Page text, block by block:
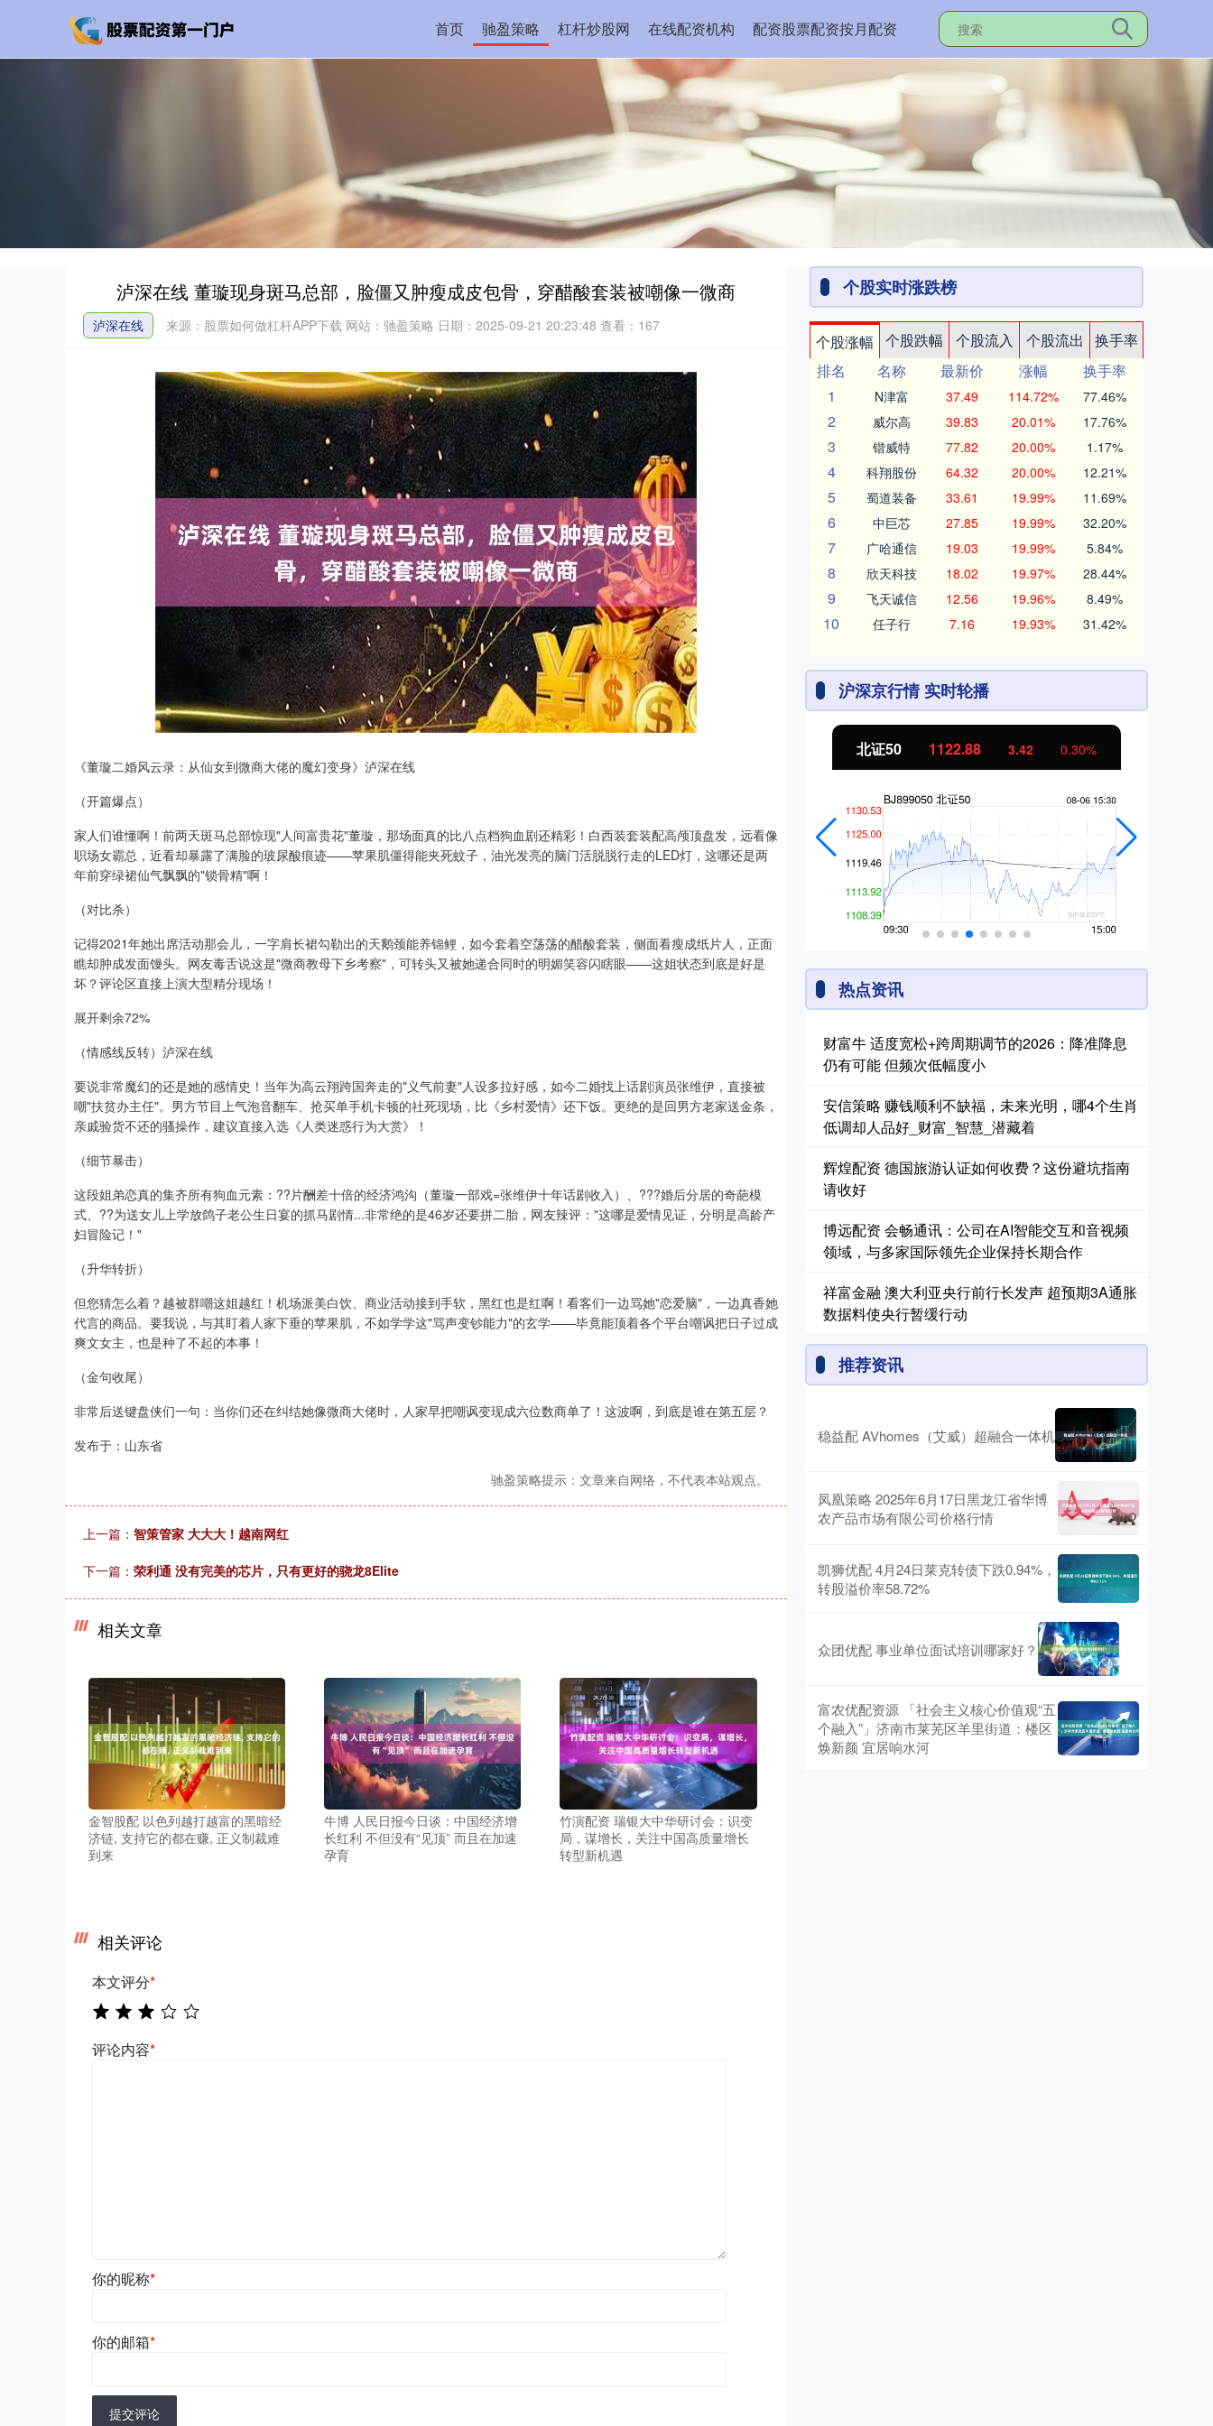
首页 驰盈策略 杠杆炒股网 在线配资机构 配资股票配资按月配资
泸深在线 董璇现身斑马总部，脸僵又肿瘦成皮包骨，穿醋酸套装被嘲像一微商
泸深在线 来源：股票如何做杠杆APP下载 网站：驰盈策略 日期：2025-09-21 20:23:48 查看：167
《董璇二婚风云录：从仙女到微商大佬的魔幻变身》泸深在线
（开篇爆点）
家人们谁懂啊！前两天斑马总部惊现"人间富贵花"董璇，那场面真的比八点档狗血剧还精彩！白西装套装配高颅顶盘发，远看像
职场女霸总，近看却暴露了满脸的玻尿酸痕迹——苹果肌僵得能夹死蚊子，油光发亮的脑门活脱脱行走的LED灯，这哪还是两
年前穿绿裙仙气飘飘的"锁骨精"啊！
（对比杀）
记得2021年她出席活动那会儿，一字肩长裙勾勒出的天鹅颈能养锦鲤，如今套着空荡荡的醋酸套装，侧面看瘦成纸片人，正面
瞧却肿成发面馒头。网友毒舌说这是"微商教母下乡考察"，可转头又被她递合同时的明媚笑容闪瞎眼——这姐状态到底是好是
坏？评论区直接上演大型精分现场！
展开剩余72%
（情感线反转）泸深在线
要说非常魔幻的还是她的感情史！当年为高云翔跨国奔走的"义气前妻"人设多拉好感，如今二婚找上话剧演员张维伊，直接被
嘲"扶贫办主任"。男方节目上气泡音翻车、抢买单手机卡顿的社死现场，比《乡村爱情》还下饭。更绝的是回男方老家送金条，
亲戚验货不还的骚操作，建议直接入选《人类迷惑行为大赏》！
（细节暴击）
这段姐弟恋真的集齐所有狗血元素：??片酬差十倍的经济鸿沟（董璇一部戏=张维伊十年话剧收入）、???婚后分居的奇葩模
式、??为送女儿上学放鸽子老公生日宴的抓马剧情...非常绝的是46岁还要拼二胎，网友辣评："这哪是爱情见证，分明是高龄产
妇冒险记！"
（升华转折）
但您猜怎么着？越被群嘲这姐越红！机场派美白饮、商业活动接到手软，黑红也是红啊！看客们一边骂她"恋爱脑"，一边真香她
代言的商品。要我说，与其盯着人家下垂的苹果肌，不如学学这"骂声变钞能力"的玄学——毕竟能顶着各个平台嘲讽把日子过成
爽文女主，也是种了不起的本事！
（金句收尾）
非常后送键盘侠们一句：当你们还在纠结她像微商大佬时，人家早把嘲讽变现成六位数商单了！这波啊，到底是谁在第五层？
发布于：山东省
驰盈策略提示：文章来自网络，不代表本站观点。
上一篇： 智策管家 大大大！越南网红
下一篇： 荣利通 没有完美的芯片，只有更好的骁龙8Elite
相关文章
金智股配 以色列越打越富的黑暗经
济链, 支持它的都在赚, 正义制裁难
到来
牛博 人民日报今日谈：中国经济增
长红利 不但没有“见顶” 而且在加速
孕育
竹演配资 瑞银大中华研讨会：识变
局，谋增长，关注中国高质量增长
转型新机遇
相关评论
本文评分*
评论内容*
你的昵称*
你的邮箱*
提交评论
个股实时涨跌榜
个股涨幅 个股跌幅 个股流入 个股流出
换手率
排名
名称 最新价 涨幅
换手率
1
N津富 37.49 114.72% 77.46%
2 威尔高 39.83 20.01% 17.76%
3 锴威特 77.82 20.00% 1.17%
4 科翔股份 64.32 20.00% 12.21%
5 蜀道装备 33.61 19.99% 11.69%
6 中巨芯 27.85 19.99% 32.20%
7 广哈通信 19.03 19.99% 5.84%
8 欣天科技 18.02 19.97% 28.44%
9 飞天诚信 12.56 19.96% 8.49%
10 任子行 7.16 19.93% 31.42%
沪深京行情 实时轮播
北证50 1122.88 3.42 0.30%
热点资讯
财富牛 适度宽松+跨周期调节的2026：降准降息
仍有可能 但频次低幅度小
安信策略 赚钱顺利不缺福，未来光明，哪4个生肖
低调却人品好_财富_智慧_潜藏着
辉煌配资 德国旅游认证如何收费？这份避坑指南
请收好
博远配资 会畅通讯：公司在AI智能交互和音视频
领域，与多家国际领先企业保持长期合作
祥富金融 澳大利亚央行前行长发声 超预期3A通胀
数据料使央行暂缓行动
推荐资讯
稳益配 AVhomes（艾威）超融合一体机
凤凰策略 2025年6月17日黑龙江省华博
农产品市场有限公司价格行情
凯狮优配 4月24日莱克转债下跌0.94%，
转股溢价率58.72%
众团优配 事业单位面试培训哪家好？
富农优配资源 「社会主义核心价值观“五
个融入”」济南市莱芜区羊里街道：楼区
焕新颜 宜居响水河